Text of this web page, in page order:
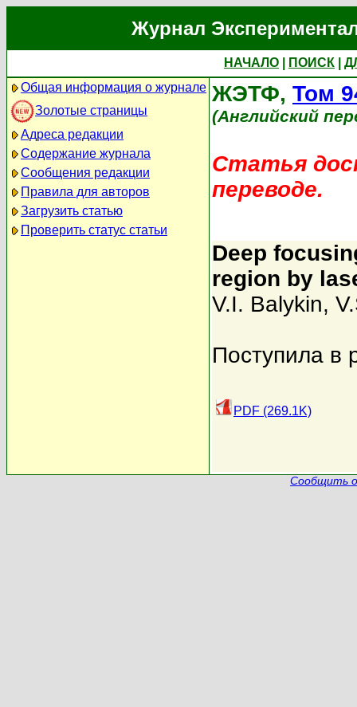
Журнал
НАЧАЛО ПОИСК
Общая информация о журнале
Золотые страницы
Адреса редакции
Содержание журнала
Сообщения редакции
Правила для авторов
Загрузить статью
Проверить статус статьи
ЖЭТФ, Том
(Английский
Статья
переводе.
Deep
region by
V.I. Balykin,
Поступила в
PDF (269.1K)
Сообщить о